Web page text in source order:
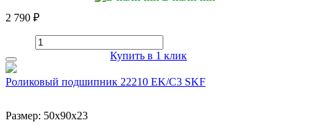
2 790 ₽
Купить в 1 клик
Роликовый подшипник 22210 EK/C3 SKF
Размер: 50x90x23